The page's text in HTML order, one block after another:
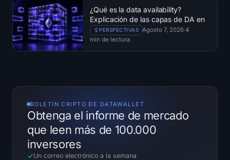
¿Qué es la data availability?
Explicación de las capas de DA en
blockchains
PERSPECTIVAS Agosto 7, 2026·4
min de lectura
BOLETÍN CRIPTO DE DATAWALLET
Obtenga el informe de mercado
que leen más de 100.000
inversores
Un correo electrónico a la semana